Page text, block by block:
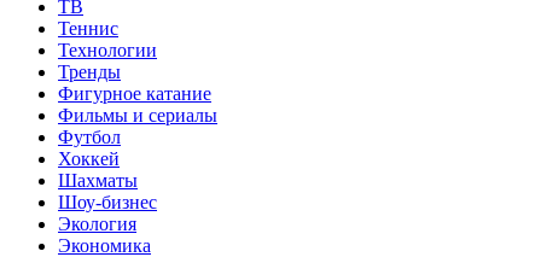
ТВ
Теннис
Технологии
Тренды
Фигурное катание
Фильмы и сериалы
Футбол
Хоккей
Шахматы
Шоу-бизнес
Экология
Экономика